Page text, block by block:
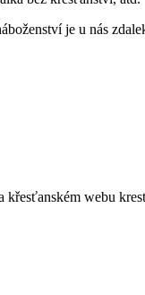
je u nás
webu